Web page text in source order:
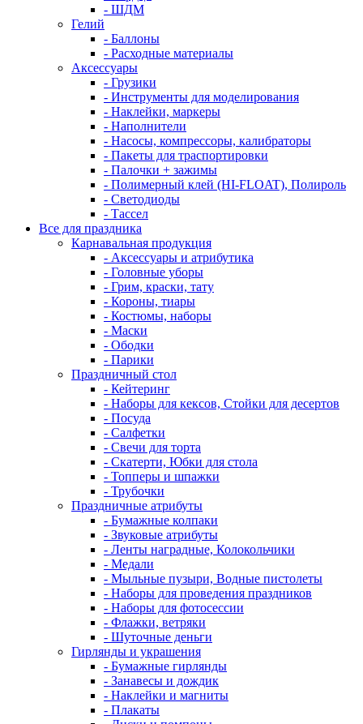
- ШДМ
Гелий
- Баллоны
- Расходные материалы
Аксессуары
- Грузики
- Инструменты для моделирования
- Наклейки, маркеры
- Наполнители
- Насосы, компрессоры, калибраторы
- Пакеты для траспортировки
- Палочки + зажимы
- Полимерный клей (HI-FLOAT), Полироль
- Светодиоды
- Тассел
Все для праздника
Карнавальная продукция
- Аксессуары и атрибутика
- Головные уборы
- Грим, краски, тату
- Короны, тиары
- Костюмы, наборы
- Маски
- Ободки
- Парики
Праздничный стол
- Кейтеринг
- Наборы для кексов, Стойки для десертов
- Посуда
- Салфетки
- Свечи для торта
- Скатерти, Юбки для стола
- Топперы и шпажки
- Трубочки
Праздничные атрибуты
- Бумажные колпаки
- Звуковые атрибуты
- Ленты наградные, Колокольчики
- Медали
- Мыльные пузыри, Водные пистолеты
- Наборы для проведения праздников
- Наборы для фотосессии
- Флажки, ветряки
- Шуточные деньги
Гирлянды и украшения
- Бумажные гирлянды
- Занавесы и дождик
- Наклейки и магниты
- Плакаты